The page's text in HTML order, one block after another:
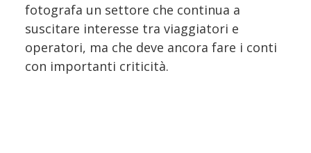
fotografa un settore che continua a
suscitare interesse tra viaggiatori e
operatori, ma che deve ancora fare i conti
con importanti criticità.